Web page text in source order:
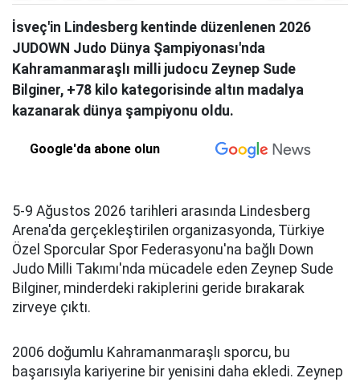
İsveç'in Lindesberg kentinde düzenlenen 2026
JUDOWN Judo Dünya Şampiyonası'nda
Kahramanmaraşlı milli judocu Zeynep Sude
Bilginer, +78 kilo kategorisinde altın madalya
kazanarak dünya şampiyonu oldu.
Google'da abone olun
5-9 Ağustos 2026 tarihleri arasında Lindesberg
Arena'da gerçekleştirilen organizasyonda, Türkiye
Özel Sporcular Spor Federasyonu'na bağlı Down
Judo Milli Takımı'nda mücadele eden Zeynep Sude
Bilginer, minderdeki rakiplerini geride bırakarak
zirveye çıktı.
2006 doğumlu Kahramanmaraşlı sporcu, bu
başarısıyla kariyerine bir yenisini daha ekledi. Zeynep